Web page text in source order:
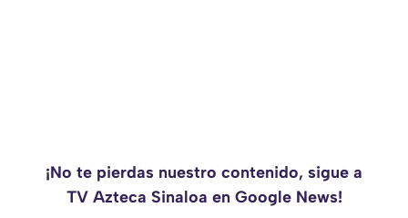
¡No te pierdas nuestro contenido, sigue a
TV Azteca Sinaloa en Google News!